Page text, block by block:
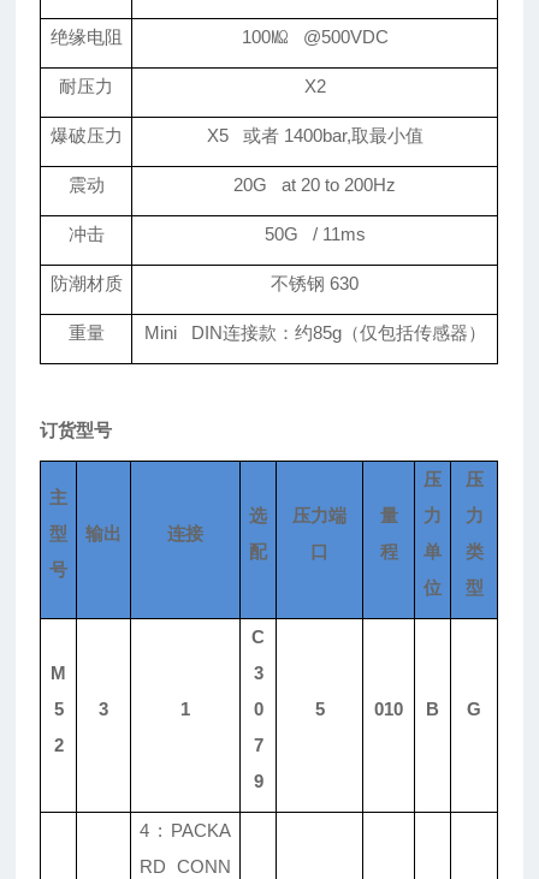
绝缘电阻 100㏁ @500VDC
耐压力 X2
爆破压力 X5 或者 1400bar,取最小值
震动 20G at 20 to 200Hz
冲击 50G / 11ms
防潮材质 不锈钢 630
重量 Mini DIN连接款：约85g（仅包括传感器）
订货型号
主
型
号
输出 连接
选
配
压力端
口
量
程
压
力
单
位
压
力
类
型
M
5
2
3 1
C
3
0
7
9
5 010 B G
4 : PACKA
RD CONN